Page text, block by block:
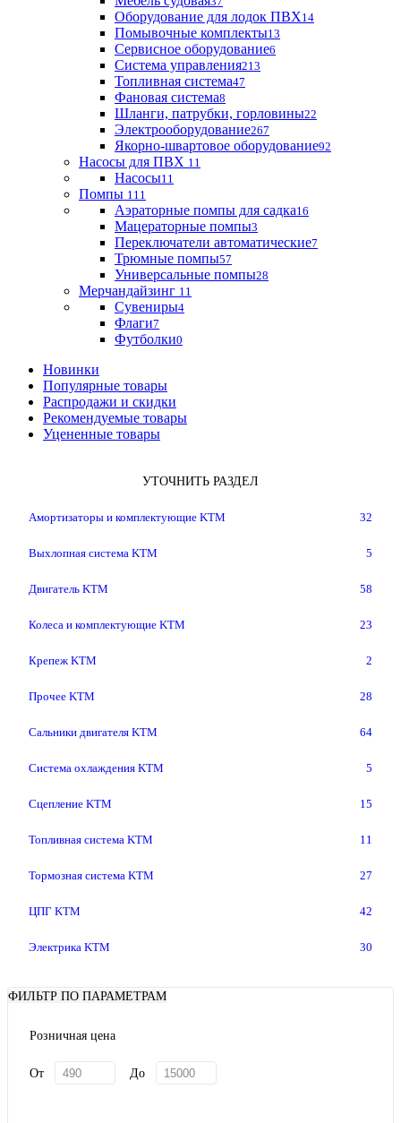
Оборудование для лодок ПВХ14
Помывочные комплекты13
Сервисное оборудование6
Система управления213
Топливная система47
Фановая система8
Шланги, патрубки, горловины22
Электрооборудование267
Якорно-швартовое оборудование92
Насосы для ПВХ 11
Насосы11
Помпы 111
Аэраторные помпы для садка16
Мацераторные помпы3
Переключатели автоматические7
Трюмные помпы57
Универсальные помпы28
Мерчандайзинг 11
Сувениры4
Флаги7
Футболки0
Новинки
Популярные товары
Распродажи и скидки
Рекомендуемые товары
Уцененные товары
УТОЧНИТЬ РАЗДЕЛ
Амортизаторы и комплектующие KTM 32
Выхлопная система KTM 5
Двигатель KTM 58
Колеса и комплектующие KTM 23
Крепеж KTM 2
Прочее KTM 28
Сальники двигателя KTM 64
Система охлаждения KTM 5
Сцепление KTM 15
Топливная система KTM 11
Тормозная система KTM 27
ЦПГ KTM 42
Электрика KTM 30
ФИЛЬТР ПО ПАРАМЕТРАМ
Розничная цена
От До